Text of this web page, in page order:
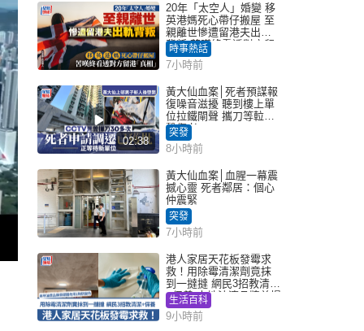
20年「太空人」婚變 移
英港媽死心帶仔搬屋 至
親離世慘遭留港夫出軌
背叛 苦嘆終看透對方留
港「真相」｜Juicy叮
時事熱話
7小時前
02:38
黃大仙血案│死者預謀報
復噪音滋擾 聽到樓上單
位拉鐵閘聲 攜刀等𨋢伏
擊傷者
突發
8小時前
黃大仙血案│血腥一幕震
撼心靈 死者鄰居：個心
仲震緊
突發
7小時前
港人家居天花板發霉求
救！用除霉清潔劑竟抹
到一撻撻 網民3招教清潔
+保養 本地油漆品牌曾提
醒勿用1物防變色
生活百科
9小時前